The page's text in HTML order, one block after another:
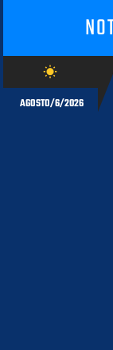
wb_sunny
AGOSTO/6/2026
y explotadores de